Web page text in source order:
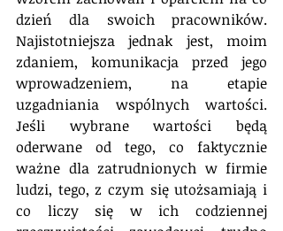
dzień dla swoich pracowników.
Najistotniejsza jednak jest, moim
zdaniem, komunikacja przed jego
wprowadzeniem, na etapie
uzgadniania wspólnych wartości.
Jeśli wybrane wartości będą
oderwane od tego, co faktycznie
ważne dla zatrudnionych w firmie
ludzi, tego, z czym się utożsamiają i
co liczy się w ich codziennej